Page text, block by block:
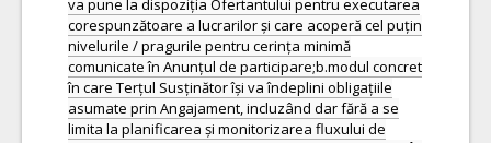
va pune la dispoziția Ofertantului pentru executarea
corespunzătoare a lucrarilor și care acoperă cel puțin
nivelurile / pragurile pentru cerința minimă
comunicate în Anunțul de participare;b.modul concret
în care Terțul Susținător își va îndeplini obligațiile
asumate prin Angajament, incluzând dar fără a se
limita la planificarea și monitorizarea fluxului de